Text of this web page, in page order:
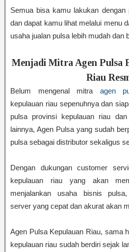
Semua bisa kamu lakukan dengan
dan dapat kamu lihat melalui menu
usaha jualan pulsa lebih mudah dan
Menjadi Mitra Agen Pulsa
Riau
Belum mengenal mitra agen
kepulauan riau sepenuhnya dan
pulsa provinsi kepulauan riau
lainnya, Agen Pulsa yang sudah
pulsa sebagai distributor sekaligus
Dengan dukungan customer
kepulauan riau yang akan
menjalankan usaha bisnis
server yang cepat dan akurat akan
Agen Pulsa Kepulauan Riau, sama
kepulauan riau sudah berdiri sejak